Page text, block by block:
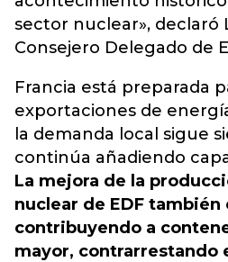
sector nuclear», declaró
Consejero Delegado de
Francia está preparada
exportaciones de
la demanda local sigue
continúa añadiendo
La mejora de la
nuclear de EDF también
contribuyendo a
mayor, contrarrestando